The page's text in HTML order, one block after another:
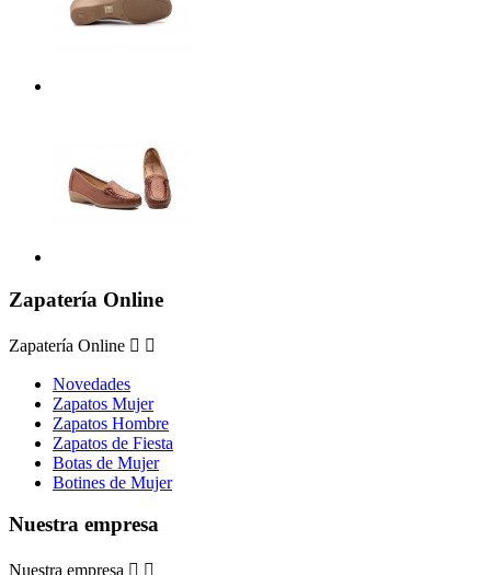
Zapatería Online
Zapatería Online  
Novedades
Zapatos Mujer
Zapatos Hombre
Zapatos de Fiesta
Botas de Mujer
Botines de Mujer
Nuestra empresa
Nuestra empresa  